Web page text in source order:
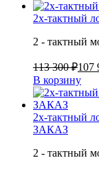
2х-тактный
2 - тактный
113 300 ₽107
В корзину
2х-тактный
ЗАКАЗ
2 - тактный